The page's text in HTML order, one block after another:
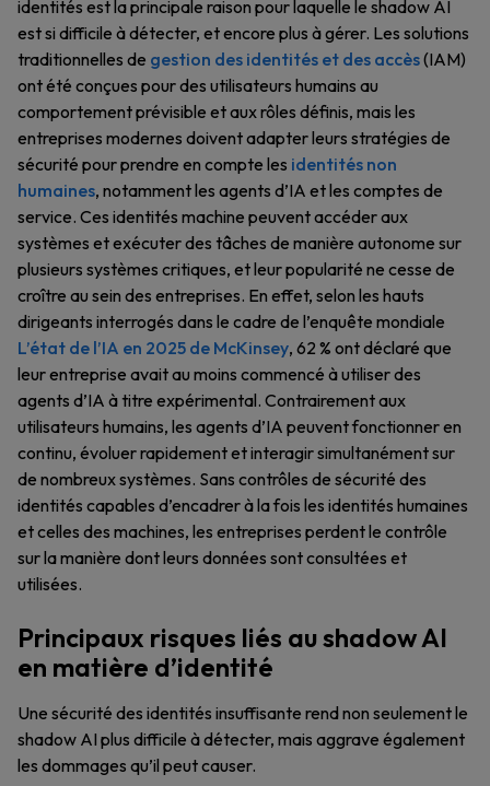
identités est la principale raison pour laquelle le shadow AI
est si difficile à détecter, et encore plus à gérer. Les solutions
traditionnelles de gestion des identités et des accès(IAM)
ont été conçues pour des utilisateurs humains au
comportement prévisible et aux rôles définis, mais les
entreprises modernes doivent adapter leurs stratégies de
sécurité pour prendre en compte les identités non
humaines, notamment les agents d’IA et les comptes de
service. Ces identités machine peuvent accéder aux
systèmes et exécuter des tâches de manière autonome sur
plusieurs systèmes critiques, et leur popularité ne cesse de
croître au sein des entreprises. En effet, selon les hauts
dirigeants interrogés dans le cadre de l’enquête mondiale
L’état de l’IA en 2025 de McKinsey, 62 % ont déclaré que
leur entreprise avait au moins commencé à utiliser des
agents d’IA à titre expérimental. Contrairement aux
utilisateurs humains, les agents d’IA peuvent fonctionner en
continu, évoluer rapidement et interagir simultanément sur
de nombreux systèmes. Sans contrôles de sécurité des
identités capables d’encadrer à la fois les identités humaines
et celles des machines, les entreprises perdent le contrôle
sur la manière dont leurs données sont consultées et
utilisées.
Principaux risques liés au shadow AI
en matière d’identité
Une sécurité des identités insuffisante rend non seulement le
shadow AI plus difficile à détecter, mais aggrave également
les dommages qu’il peut causer.